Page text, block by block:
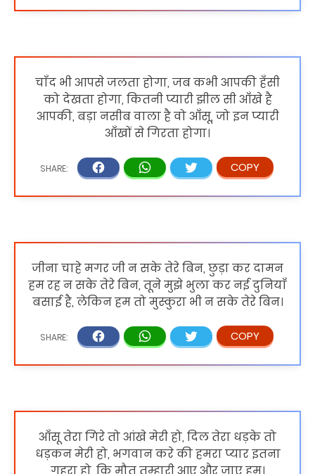
चाँद भी आपसे जलता होगा, जब कभी आपकी हँसी
को देखता होगा, कितनी प्यारी झील सी आँखे है
आपकी, बड़ा नसीब वाला है वो आँसू, जो इन प्यारी
आँखों से गिरता होगा।
जीना चाहे मगर जी न सके तेरे बिन, छुड़ा कर दामन
हम रह न सके तेरे बिन, तूने मुझे भुला कर नई दुनियाँ
बसाई है, लेकिन हम तो मुस्कुरा भी न सके तेरे बिन।
आँसू तेरा गिरे तो आंखे मेरी हो, दिल तेरा धड़के तो
धड़कन मेरी हो, भगवान करे की हमरा प्यार इतना
गहरा हो, कि मौत तुम्हारी आए और जाए हम।